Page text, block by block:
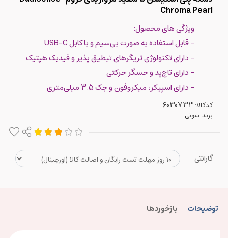
Chroma Pearl
ویژگی های محصول:
- قابل استفاده به صورت بی‌سیم و با کابل USB-C
- دارای تکنولوژی تریگرهای تبطیق پذیر و فیدبک هپتیک
- دارای تاچ‌پد و حسگر حرکتی
- دارای اسپیکر، میکروفون و جک 3.5 میلی‌متری
کدکالا:
برند:سونی
گارانتی
توضیحات بازخوردها